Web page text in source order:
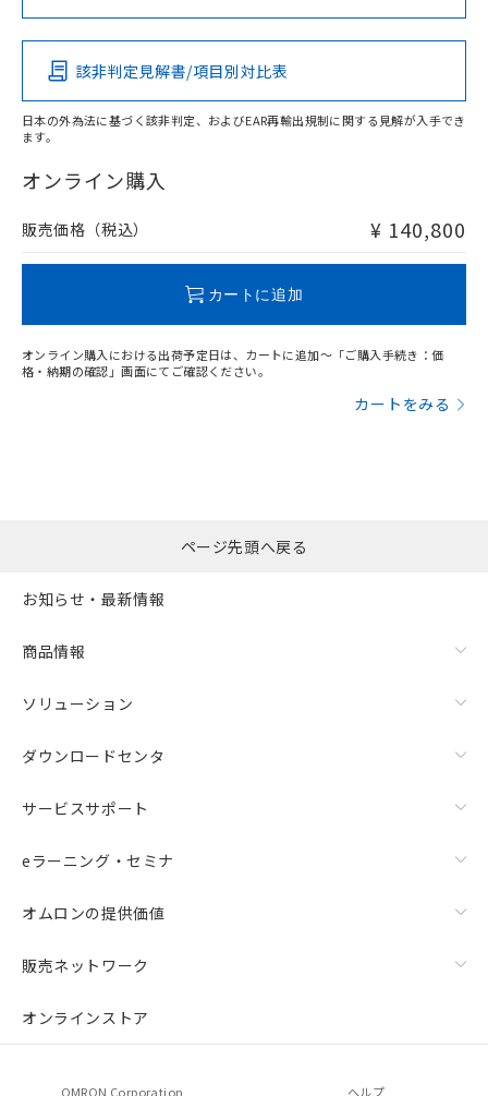
該非判定見解書/項目別対比表
日本の外為法に基づく該非判定、およびEAR再輸出規制に関する見解が入手でき
ます。
オンライン購入
販売価格（税込） ¥ 140,800
カートに追加
オンライン購入における出荷予定日は、カートに追加～「ご購入手続き：価
格・納期の確認」画面にてご確認ください。
カートをみる
ページ先頭へ戻る
お知らせ・最新情報
商品情報
ソリューション
ダウンロードセンタ
サービスサポート
eラーニング・セミナ
オムロンの提供価値
販売ネットワーク
オンラインストア
OMRON Corporation ヘルプ